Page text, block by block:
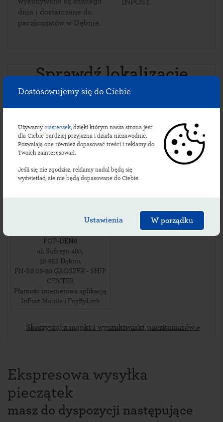
Dostosowujemy się do Ciebie
Używamy ciasteczek, dzięki którym nasza strona jest
dla Ciebie bardziej przyjazna i działa niezawodnie.
Pozwalają one również dopasować treści i reklamy do
Twoich zainteresowań.
Jeśli się nie zgodzisz, reklamy nadal będą się
wyświetlać, ale nie będą dopasowane do Ciebie.
Ustawienia W porządku
dnia i dostarczane do
paczkomatów w Dębnie.
INPOST.
Sprawdź lokalizacje
dębieńskich
paczkomatów:
DEBO01M
32-852 Dębno,
24/7 Przy Parkingu Sklepu
DEX01M
ul. Długa 32,
POP-DEN8
ul. Sufczyn 480,
32-852 Dębno,
PN-SB 08-20 GROSZEK - SHIP
CENTER
Płatność internetowa aplikacją
InPost Mobile i PayByLink
Skorzystaj z mapki i wyszukiwarki paczkomatów »
Ekspresowa wysyłka
pieczątek
masz do dyspozycji następujące